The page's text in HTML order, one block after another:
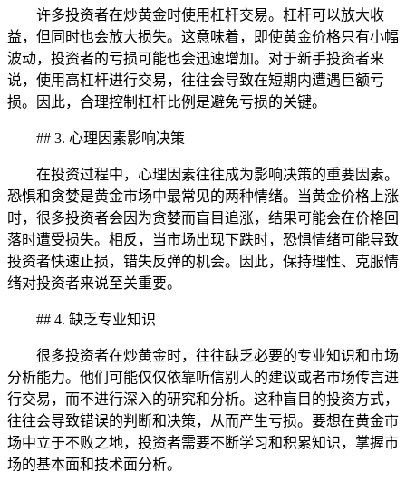
许多投资者在炒黄金时使用杠杆交易。杠杆可以放大收
益，但同时也会放大损失。这意味着，即使黄金价格只有小幅
波动，投资者的亏损可能也会迅速增加。对于新手投资者来
说，使用高杠杆进行交易，往往会导致在短期内遭遇巨额亏
损。因此，合理控制杠杆比例是避免亏损的关键。
## 3. 心理因素影响决策
在投资过程中，心理因素往往成为影响决策的重要因素。
恐惧和贪婪是黄金市场中最常见的两种情绪。当黄金价格上涨
时，很多投资者会因为贪婪而盲目追涨，结果可能会在价格回
落时遭受损失。相反，当市场出现下跌时，恐惧情绪可能导致
投资者快速止损，错失反弹的机会。因此，保持理性、克服情
绪对投资者来说至关重要。
## 4. 缺乏专业知识
很多投资者在炒黄金时，往往缺乏必要的专业知识和市场
分析能力。他们可能仅仅依靠听信别人的建议或者市场传言进
行交易，而不进行深入的研究和分析。这种盲目的投资方式，
往往会导致错误的判断和决策，从而产生亏损。要想在黄金市
场中立于不败之地，投资者需要不断学习和积累知识，掌握市
场的基本面和技术面分析。